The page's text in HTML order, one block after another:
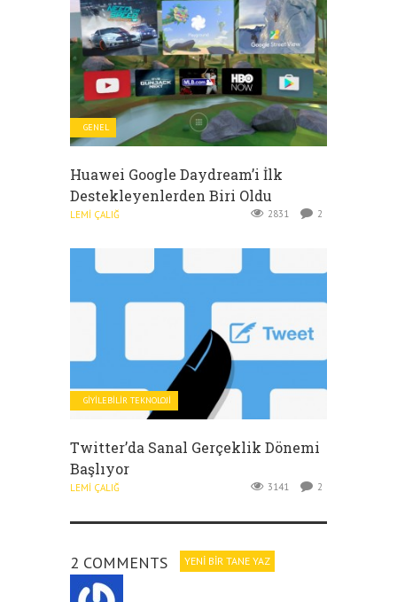
GENEL
Huawei Google Daydream’i İlk
Destekleyenlerden Biri Oldu
LEMI ÇALIĞ 2831 2
GIYILEBILIR TEKNOLOJI
Twitter’da Sanal Gerçeklik Dönemi
Başlıyor
LEMI ÇALIĞ 3141 2
2 COMMENTS YENI BIR TANE YAZ